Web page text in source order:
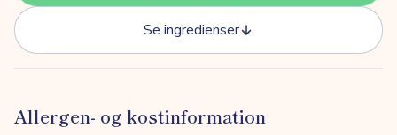
Se ingredienser
Allergen- og kostinformation